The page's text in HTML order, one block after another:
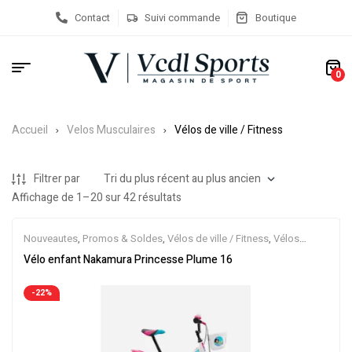
Contact Suivi commande Boutique
0
Accueil Velos Musculaires Vélos de ville / Fitness
Filtrer par
Affichage de 1–20 sur 42 résultats
Nouveautes, Promos & Soldes, Vélos de ville / Fitness, Vélos
enfant / Draisiennes,Velos Musculaires
Vélo enfant Nakamura Princesse Plume 16
-22%